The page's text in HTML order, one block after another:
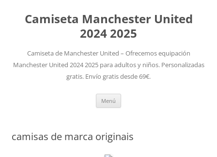
Camiseta Manchester United
2024 2025
Camiseta de Manchester United – Ofrecemos equipación
Manchester United 2024 2025 para adultos y niños. Personalizadas
gratis. Envío gratis desde 69€.
Menú
camisas de marca originais